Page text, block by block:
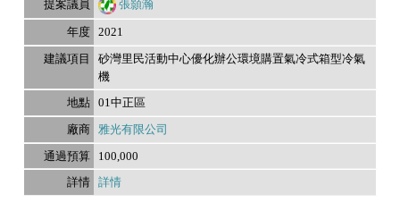
張顥瀚
2021
砂灣里民活動中心優化辦公環境購置氣冷式箱型冷氣
機
01中正區
雅光有限公司
100,000
詳情